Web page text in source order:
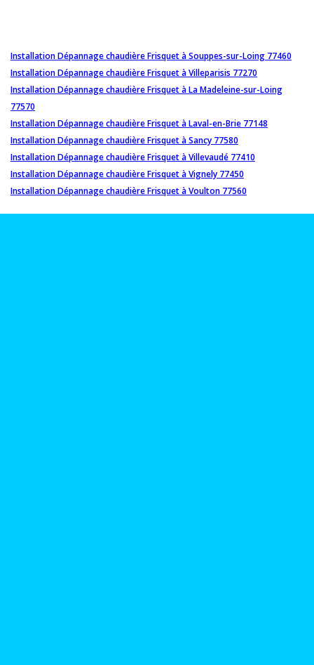
Installation Dépannage chaudière Frisquet à Souppes-sur-Loing 77460
Installation Dépannage chaudière Frisquet à Villeparisis 77270
Installation Dépannage chaudière Frisquet à La Madeleine-sur-Loing
77570
Installation Dépannage chaudière Frisquet à Laval-en-Brie 77148
Installation Dépannage chaudière Frisquet à Sancy 77580
Installation Dépannage chaudière Frisquet à Villevaudé 77410
Installation Dépannage chaudière Frisquet à Vignely 77450
Installation Dépannage chaudière Frisquet à Voulton 77560